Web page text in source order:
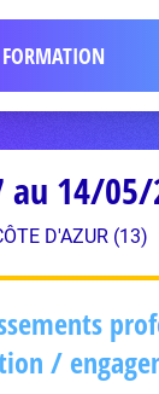
au 14/
D'AZUR (13)
/